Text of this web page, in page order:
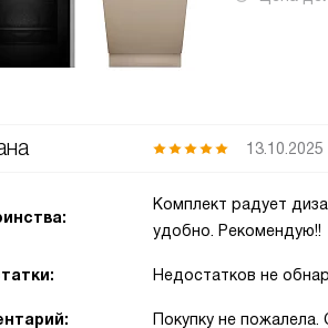
13.10.2025
Комплект радует
удобно. Рекомендую!!
Недостатков не
Покупку не